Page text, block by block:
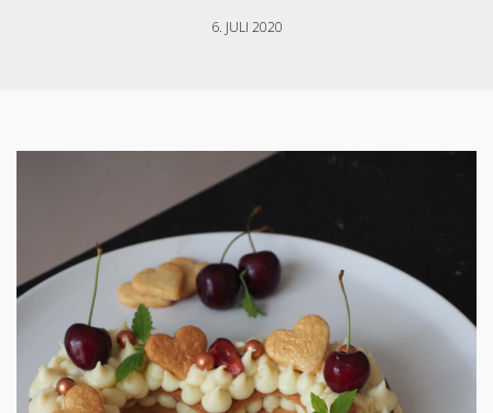
6. JULI 2020